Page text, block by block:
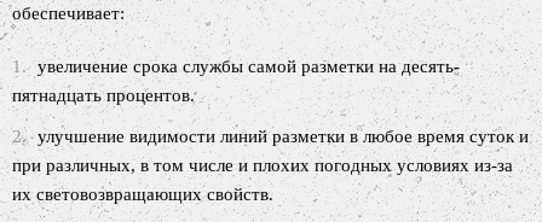
обеспечивает:
увеличение срока службы самой разметки на десять-
пятнадцать процентов.
улучшение видимости линий разметки в любое время суток и
при различных, в том числе и плохих погодных условиях из-за
их световозвращающих свойств.